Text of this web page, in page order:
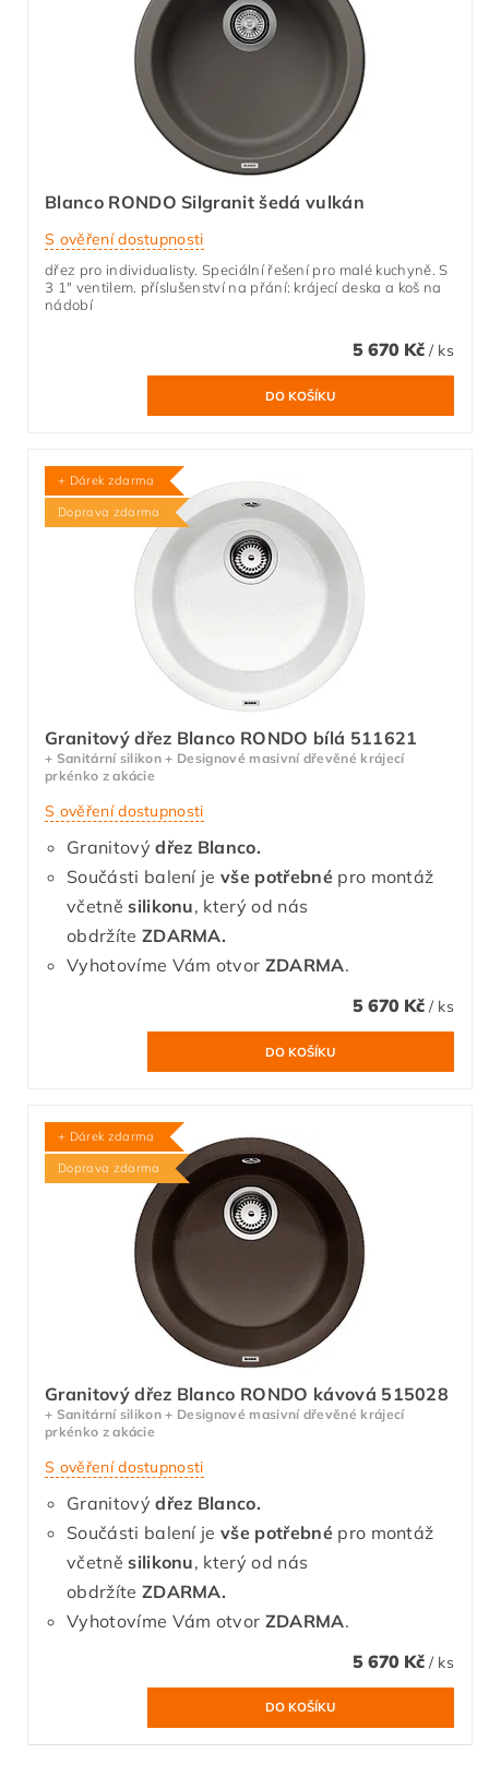
Blanco RONDO Silgranit šedá vulkán
S ověření dostupnosti
dřez pro individualisty. Speciální řešení pro malé kuchyně. S
3 1" ventilem. příslušenství na přání: krájecí deska a koš na
nádobí
5 670 Kč / ks
+ Dárek zdarma
Doprava zdarma
Granitový dřez Blanco RONDO bílá 511621
+ Sanitární silikon + Designové masivní dřevěné krájecí
prkénko z akácie
S ověření dostupnosti
Granitový dřez Blanco.
Součásti balení jevše potřebnépro montáž
včetněsilikonu, který od nás
obdržíte ZDARMA.
Vyhotovíme Vám otvor ZDARMA.
5 670 Kč / ks
+ Dárek zdarma
Doprava zdarma
Granitový dřez Blanco RONDO kávová 515028
+ Sanitární silikon + Designové masivní dřevěné krájecí
prkénko z akácie
S ověření dostupnosti
Granitový dřez Blanco.
Součásti balení jevše potřebnépro montáž
včetněsilikonu, který od nás
obdržíte ZDARMA.
Vyhotovíme Vám otvor ZDARMA.
5 670 Kč / ks